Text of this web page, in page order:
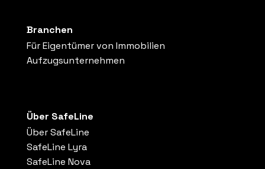
Branchen
Für Eigentümer von Immobilien
Aufzugsunternehmen
Über SafeLine
Über SafeLine
SafeLine Lyra
SafeLine Nova